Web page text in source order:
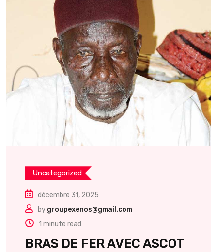
Uncategorized
décembre 31, 2025
by groupexenos@gmail.com
1 minute read
BRAS DE FER AVEC ASCOT